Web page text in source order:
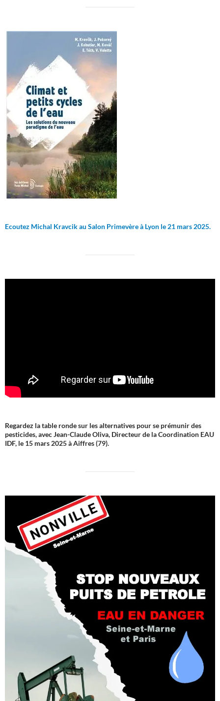
Ecoutez Michal Kravcik au Salon Primevère à Lyon le 21 mars 2025.
Regardez la table ronde sur les alternatives pour se prémunir des
pesticides, avec Jean-Claude Oliva, Directeur de la Coordination EAU
IDF, le 15 mars 2025 à Aiffres (79).